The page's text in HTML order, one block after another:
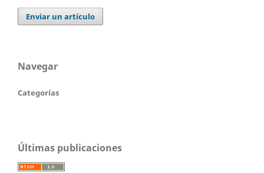
Enviar un artículo
Navegar
Categorías
Últimas publicaciones